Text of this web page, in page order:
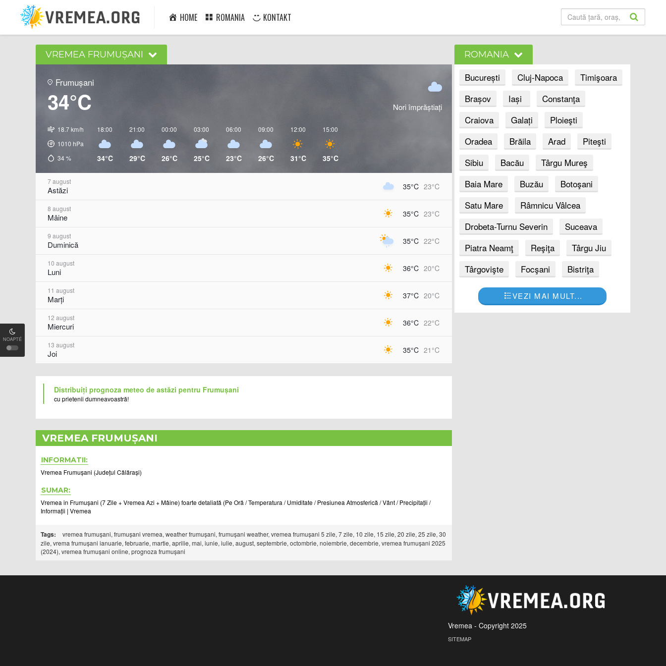
NOAPTÉ
HOME ROMANIA KONTAKT
VREMEA FRUMUȘANI
Frumușani
34°C Nori împrăștiați
18.7 km/h
1010 hPa
34%
18:00
34°C
21:00
29°C
00:00
26°C
03:00
25°C
06:00
23°C
09:00
26°C
12:00
31°C
15:00
35°C
7 august
Astăzi 35°C 23°C
8 august
Mâine 35°C 23°C
9 august
Duminică 35°C 22°C
10 august
Luni 36°C 20°C
11 august
Marți 37°C 20°C
12 august
Miercuri 36°C 22°C
13 august
Joi 35°C 21°C
Distribuiți prognoza meteo de astăzi pentru Frumușani
cu prietenii dumneavoastră!
VREMEA FRUMUȘANI
INFORMATII:
Vremea Frumușani (Județul Călărași)
SUMAR:
Vremea in Frumușani (7 Zile + Vremea Azi + Mâine) foarte detaliată (Pe Oră / Temperatura / Umiditate / Presiunea Atmosferică / Vânt / Precipitații /
Informații | Vremea
Tags:
vremea frumușani, frumușani vremea, weather frumușani, frumușani weather, vremea frumușani 5 zile, 7 zile, 10 zile, 15 zile, 20 zile, 25 zile, 30
zile, vrema frumușani ianuarie, februarie, martie, aprilie, mai, iunie, iulie, august, septembrie, octombrie, noiembrie, decembrie, vremea frumușani 2025
(2024), vremea frumușani online, prognoza frumușani
ROMANIA
București Cluj-Napoca
Timişoara
Brașov
Iași
Constanţa
Craiova
Galați
Ploieşti
Oradea
Brăila Arad
Piteşti
Sibiu
Bacău
Târgu Mureş
Baia Mare
Buzău
Botoşani
Satu Mare
Râmnicu Vâlcea
Drobeta-Turnu Severin
Suceava
Piatra Neamţ
Reşiţa
Târgu Jiu
Târgovişte
Focşani Bistriţa
VEZI MAI MULT...
Vremea - Copyright 2025
SITEMAP